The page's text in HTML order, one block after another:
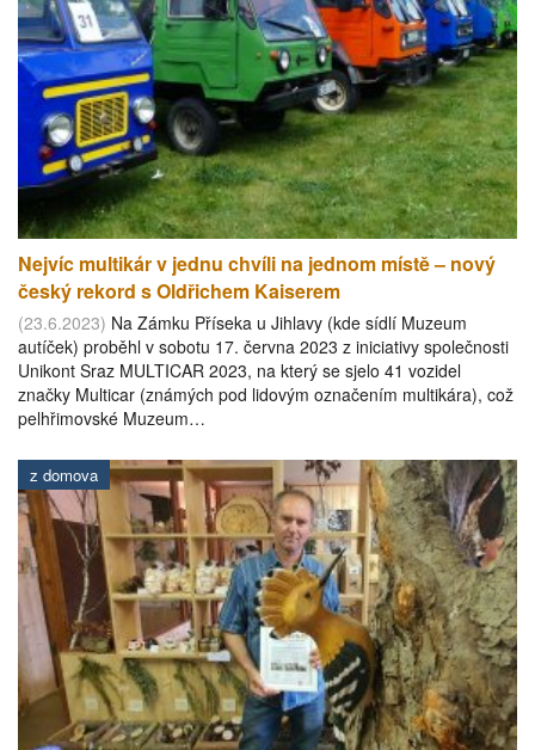
Nejvíc multikár v jednu chvíli na jednom místě – nový
český rekord s Oldřichem Kaiserem
(23.6.2023) Na Zámku Příseka u Jihlavy (kde sídlí Muzeum
autíček) proběhl v sobotu 17. června 2023 z iniciativy společnosti
Unikont Sraz MULTICAR 2023, na který se sjelo 41 vozidel
značky Multicar (známých pod lidovým označením multikára), což
pelhřimovské Muzeum…
z domova